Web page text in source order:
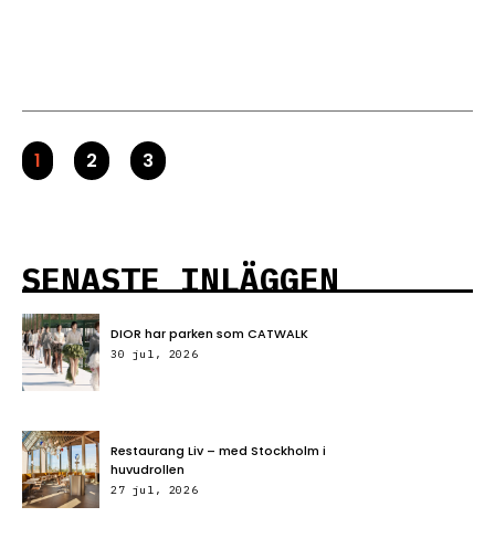
1 2 3
SENASTE INLÄGGEN
DIOR har parken som CATWALK
30 jul, 2026
Restaurang Liv – med Stockholm i
huvudrollen
27 jul, 2026